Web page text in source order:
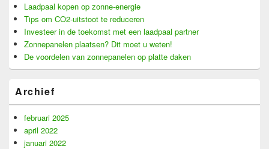
Laadpaal kopen op zonne-energie
Tips om CO2-uitstoot te reduceren
Investeer in de toekomst met een laadpaal partner
Zonnepanelen plaatsen? Dit moet u weten!
De voordelen van zonnepanelen op platte daken
Archief
februari 2025
april 2022
januari 2022